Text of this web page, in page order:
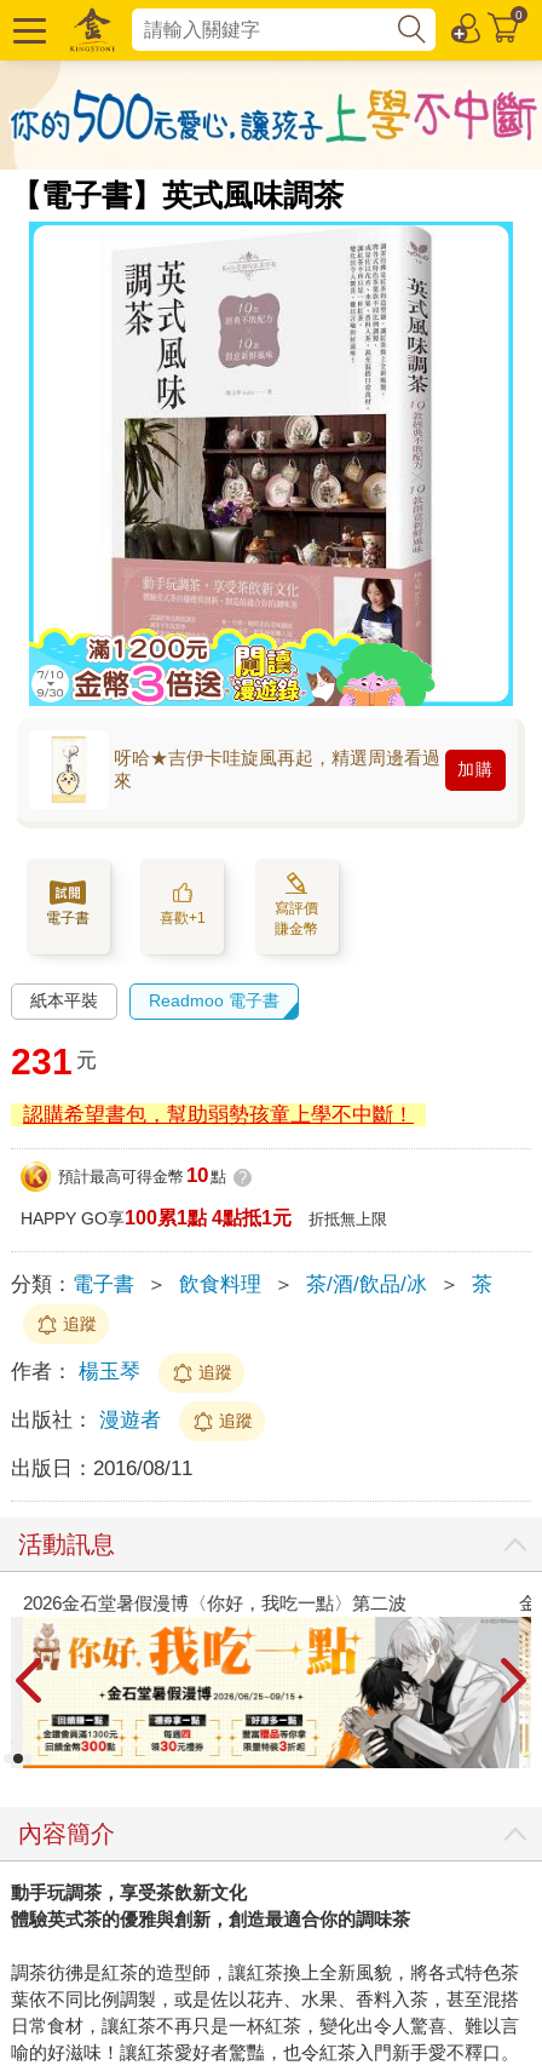
0
【電子書】英式風味調茶
呀哈★吉伊卡哇旋風再起，精選周邊看過
來
加購
電子書 喜歡+1
寫評價
賺金幣
紙本平裝 Readmoo 電子書
231 元
認購希望書包，幫助弱勢孩童上學不中斷！
預計最高可得金幣 10點 ?
HAPPY GO享100累1點 4點抵1元 折抵無上限
分類： 電子書 ＞ 飲食料理 ＞ 茶/酒/飲品/冰 ＞ 茶
追蹤
作者： 楊玉琴 追蹤
出版社： 漫遊者 追蹤
出版日： 2016/08/11
活動訊息
2026金石堂暑假漫博〈你好，我吃一點〉第二波 金
內容簡介
動手玩調茶，享受茶飲新文化
體驗英式茶的優雅與創新，創造最適合你的調味茶
調茶彷彿是紅茶的造型師，讓紅茶換上全新風貌，將各式特色茶
葉依不同比例調製，或是佐以花卉、水果、香料入茶，甚至混搭
日常食材，讓紅茶不再只是一杯紅茶，變化出令人驚喜、難以言
喻的好滋味！讓紅茶愛好者驚豔，也令紅茶入門新手愛不釋口。